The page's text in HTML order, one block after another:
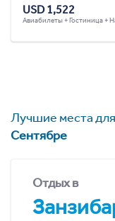
USD 1,522
Авиабилеты + Гостиница +
Лучшие места
Сентябре
Отдых в